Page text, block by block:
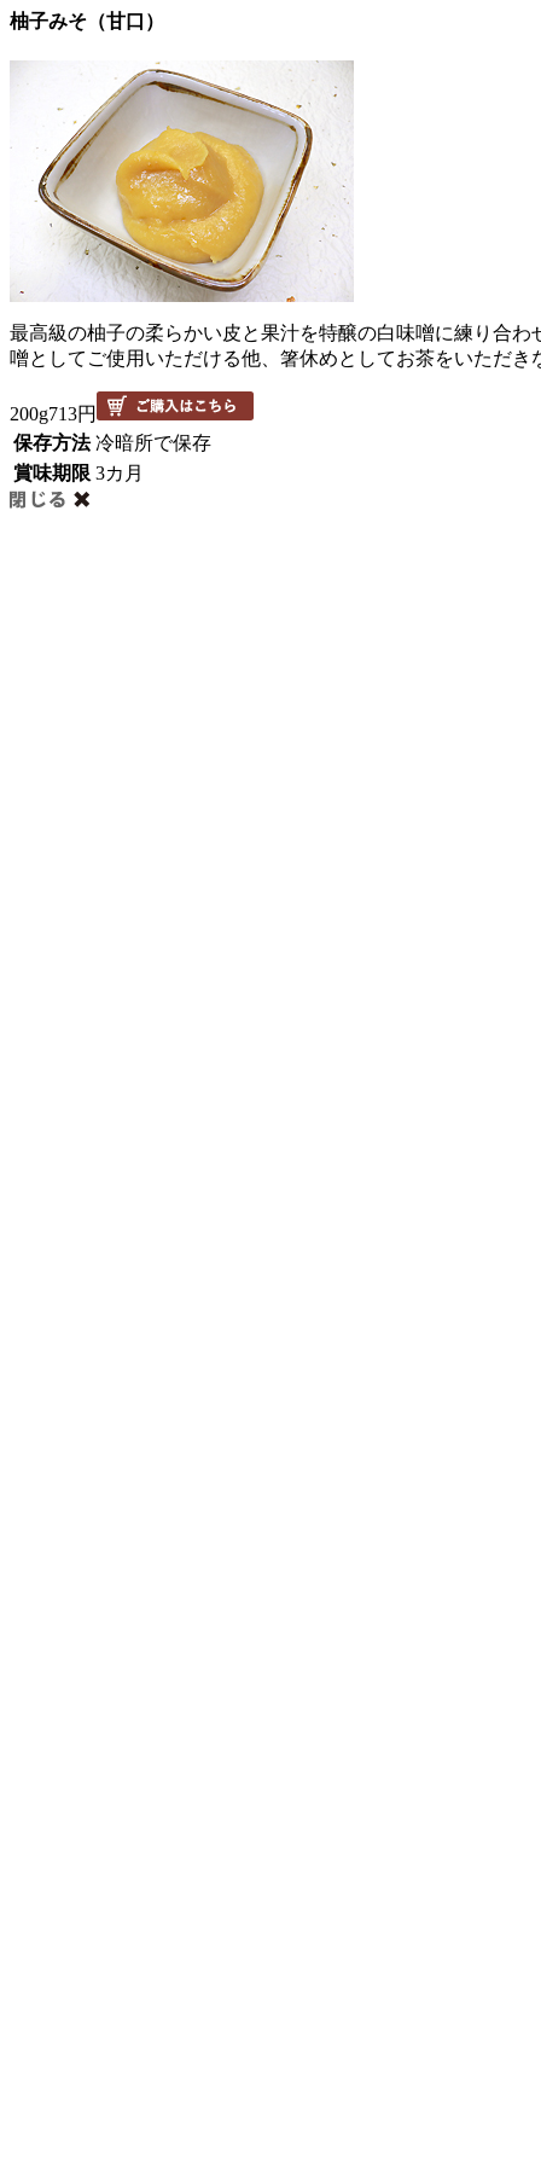
柚子みそ（甘口）
最高級の柚子の柔らかい皮と果汁を特醸の白味噌に練り合
噌としてご使用いただける他、箸休めとしてお茶をいただ
200g713円
保存方法 冷暗所で保存
賞味期限 3カ月